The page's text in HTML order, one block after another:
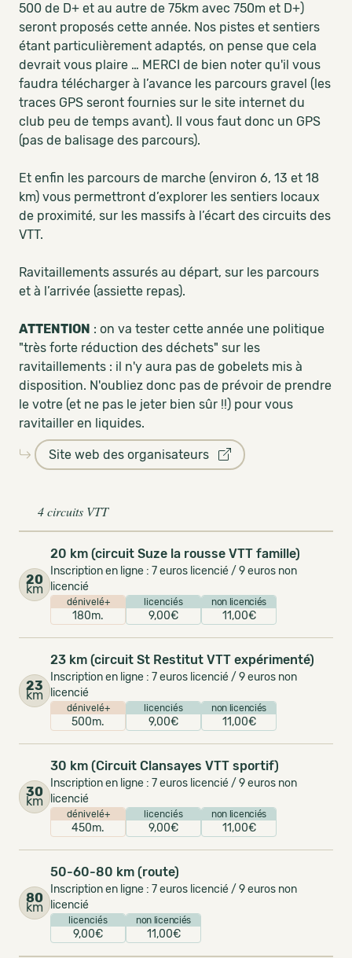
500 de D+ et au autre de 75km avec 750m et D+)
seront proposés cette année. Nos pistes et sentiers
étant particulièrement adaptés, on pense que cela
devrait vous plaire … MERCI de bien noter qu'il vous
faudra télécharger à l’avance les parcours gravel (les
traces GPS seront fournies sur le site internet du
club peu de temps avant). Il vous faut donc un GPS
(pas de balisage des parcours).
Et enfin les parcours de marche (environ 6, 13 et 18
km) vous permettront d’explorer les sentiers locaux
de proximité, sur les massifs à l’écart des circuits des
VTT.
Ravitaillements assurés au départ, sur les parcours
et à l’arrivée (assiette repas).
ATTENTION : on va tester cette année une politique
"très forte réduction des déchets" sur les
ravitaillements : il n'y aura pas de gobelets mis à
disposition. N'oubliez donc pas de prévoir de prendre
le votre (et ne pas le jeter bien sûr !!) pour vous
ravitailler en liquides.
Site web des organisateurs
4 circuits VTT
20
km
20 km (circuit Suze la rousse VTT famille)
Inscription en ligne : 7 euros licencié / 9 euros non
licencié
dénivelé+
180m.
licenciés
9,00€
non licenciés
11,00€
23
km
23 km (circuit St Restitut VTT expérimenté)
Inscription en ligne : 7 euros licencié / 9 euros non
licencié
dénivelé+
500m.
licenciés
9,00€
non licenciés
11,00€
30
km
30 km (Circuit Clansayes VTT sportif)
Inscription en ligne : 7 euros licencié / 9 euros non
licencié
dénivelé+
450m.
licenciés
9,00€
non licenciés
11,00€
80
km
50-60-80 km (route)
Inscription en ligne : 7 euros licencié / 9 euros non
licencié
licenciés
9,00€
non licenciés
11,00€